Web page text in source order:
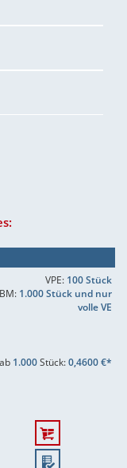
VPE: 100 Stück
1.000 Stück und nur
volle VE
ab 1.000Stück:0,4600 €*